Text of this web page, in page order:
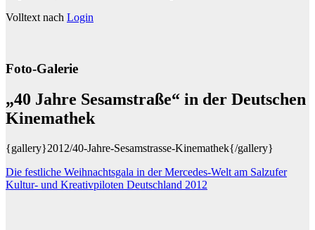
Volltext nach Login
Foto-Galerie
„40 Jahre Sesamstraße“ in der Deutschen
Kinemathek
{gallery}2012/40-Jahre-Sesamstrasse-Kinemathek{/gallery}
Beitragsnavigation
Die festliche Weihnachtsgala in der Mercedes-Welt am Salzufer
Kultur- und Kreativpiloten Deutschland 2012